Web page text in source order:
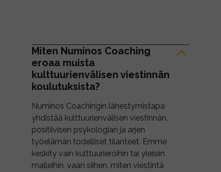
Miten Numinos Coaching
eroaa muista
kulttuurienvälisen viestinnän
koulutuksista?
Numinos Coachingin lähestymistapa
yhdistää kulttuurienvälisen viestinnän,
positiivisen psykologian ja arjen
työelämän todelliset tilanteet. Emme
keskity vain kulttuurieroihin tai yleisiin
malleihin, vaan siihen, miten viestintä